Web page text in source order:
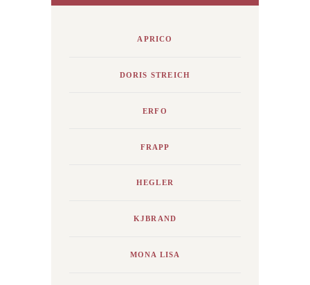
APRICO
DORIS STREICH
ERFO
FRAPP
HEGLER
KJBRAND
MONA LISA